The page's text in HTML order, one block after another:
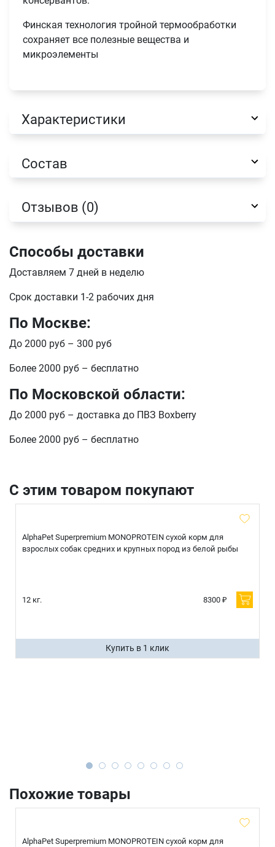
Финская технология тройной термообработки
сохраняет все полезные вещества и
микроэлементы
Характеристики
Состав
Отзывов (0)
Способы доставки
Доставляем 7 дней в неделю
Срок доставки 1-2 рабочих дня
По Москве:
До 2000 руб – 300 руб
Более 2000 руб – бесплатно
По Московской области:
До 2000 руб – доставка до ПВЗ Boxberry
Более 2000 руб – бесплатно
С этим товаром покупают
AlphaPet Superpremium MONOPROTEIN сухой корм для
взрослых собак средних и крупных пород из белой рыбы
12 кг. 8300 ₽
Купить в 1 клик
Похожие товары
AlphaPet Superpremium MONOPROTEIN сухой корм для
Имя
Телефон
E-mail
отправить